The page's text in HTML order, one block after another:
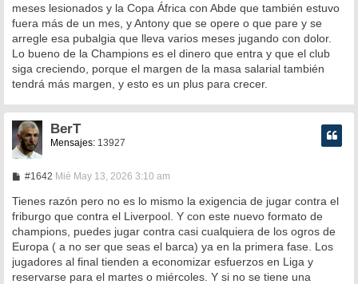
meses lesionados y la Copa África con Abde que también estuvo
fuera más de un mes, y Antony que se opere o que pare y se
arregle esa pubalgia que lleva varios meses jugando con dolor.
Lo bueno de la Champions es el dinero que entra y que el club
siga creciendo, porque el margen de la masa salarial también
tendrá más margen, y esto es un plus para crecer.
BerT
Mensajes:13927
#1642M
n
s
a
j
e
Mié May 13, 2026 3:10 am
Tienes razón pero no es lo mismo la exigencia de jugar contra el
friburgo que contra el Liverpool. Y con este nuevo formato de
champions, puedes jugar contra casi cualquiera de los ogros de
Europa ( a no ser que seas el barca) ya en la primera fase. Los
jugadores al final tienden a economizar esfuerzos en Liga y
reservarse para el martes o miércoles. Y si no se tiene una